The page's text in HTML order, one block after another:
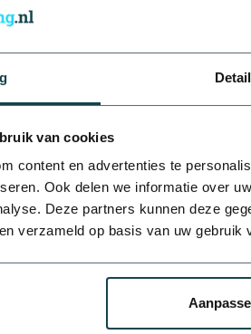
van cookies
content en advertenties te
Ook delen we informatie over
Deze partners kunnen deze
verzameld op basis van uw gebruik
op werkdagen tussen 8:00 en 17:00